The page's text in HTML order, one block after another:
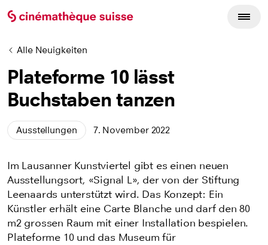
Alle Neuigkeiten
Plateforme 10 lässt
Buchstaben tanzen
Ausstellungen 7. November 2022
Im Lausanner Kunstviertel gibt es einen neuen
Ausstellungsort, «Signal L», der von der Stiftung
Leenaards unterstützt wird. Das Konzept: Ein
Künstler erhält eine Carte Blanche und darf den 80
m2 grossen Raum mit einer Installation bespielen.
Plateforme 10 und das Museum für